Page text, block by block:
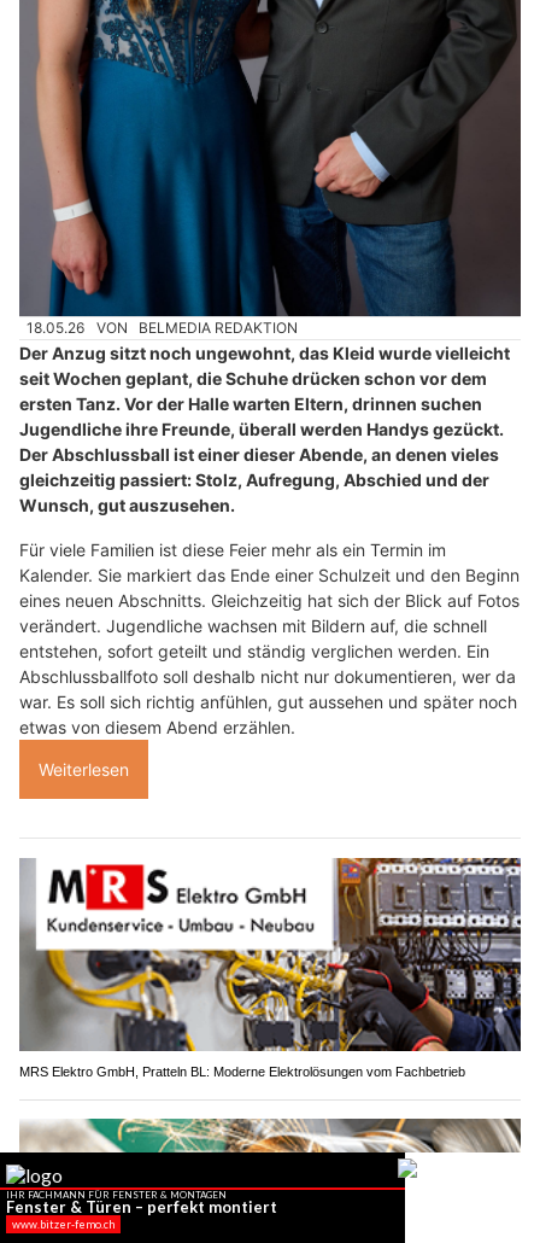
18.05.26 VON BELMEDIA REDAKTION
Der Anzug sitzt noch ungewohnt, das Kleid wurde vielleicht
seit Wochen geplant, die Schuhe drücken schon vor dem
ersten Tanz. Vor der Halle warten Eltern, drinnen suchen
Jugendliche ihre Freunde, überall werden Handys gezückt.
Der Abschlussball ist einer dieser Abende, an denen vieles
gleichzeitig passiert: Stolz, Aufregung, Abschied und der
Wunsch, gut auszusehen.
Für viele Familien ist diese Feier mehr als ein Termin im
Kalender. Sie markiert das Ende einer Schulzeit und den Beginn
eines neuen Abschnitts. Gleichzeitig hat sich der Blick auf Fotos
verändert. Jugendliche wachsen mit Bildern auf, die schnell
entstehen, sofort geteilt und ständig verglichen werden. Ein
Abschlussballfoto soll deshalb nicht nur dokumentieren, wer da
war. Es soll sich richtig anfühlen, gut aussehen und später noch
etwas von diesem Abend erzählen.
Weiterlesen
MRS Elektro GmbH, Pratteln BL: Moderne Elektrolösungen vom Fachbetrieb